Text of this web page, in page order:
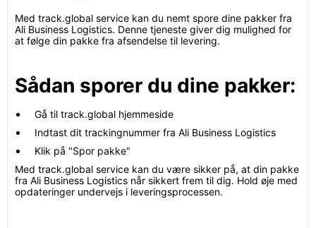
Med track.global service kan du nemt spore dine pakker fra
Ali Business Logistics. Denne tjeneste giver dig mulighed for
at følge din pakke fra afsendelse til levering.
Sådan sporer du dine pakker:
Gå til track.global hjemmeside
Indtast dit trackingnummer fra Ali Business Logistics
Klik på "Spor pakke"
Med track.global service kan du være sikker på, at din pakke
fra Ali Business Logistics når sikkert frem til dig. Hold øje med
opdateringer undervejs i leveringsprocessen.